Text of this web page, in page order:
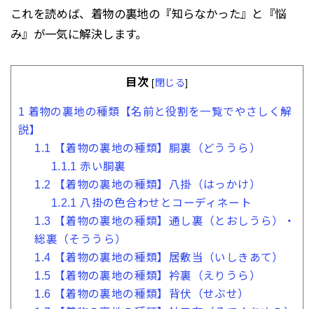
これを読めば、着物の裏地の『知らなかった』と『悩
み』が一気に解決します。
目次 [閉じる]
1 着物の裏地の種類【名前と役割を一覧でやさしく解
説】
1.1 【着物の裏地の種類】胴裏（どううら）
1.1.1 赤い胴裏
1.2 【着物の裏地の種類】八掛（はっかけ）
1.2.1 八掛の色合わせとコーディネート
1.3 【着物の裏地の種類】通し裏（とおしうら）・
総裏（そううら）
1.4 【着物の裏地の種類】居敷当（いしきあて）
1.5 【着物の裏地の種類】衿裏（えりうら）
1.6 【着物の裏地の種類】背伏（せぶせ）